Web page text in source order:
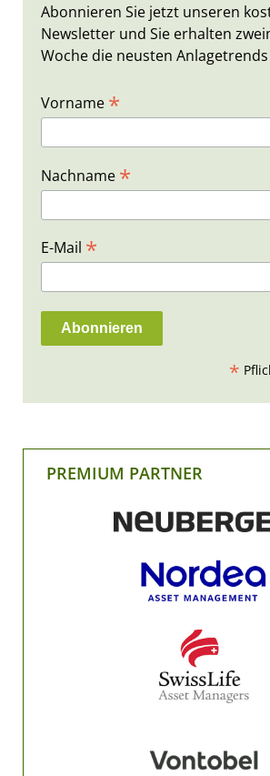
Abonnieren Sie jetzt unseren
Newsletter und Sie erhalten
Woche die neusten
Vorname *
Nachname *
E-Mail *
*
PREMIUM PARTNER